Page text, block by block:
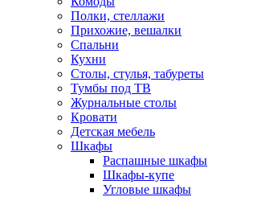
Полки, стеллажи
Прихожие, вешалки
Спальни
Кухни
Столы, стулья, табуреты
Тумбы под ТВ
Журнальные столы
Кровати
Детская мебель
Шкафы
Распашные шкафы
Шкафы-купе
Угловые шкафы